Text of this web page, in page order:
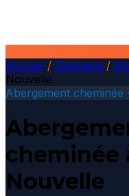
Accueil / Zinguerie /
Nouvelle
Abergement cheminée
cheminée
Nouvelle